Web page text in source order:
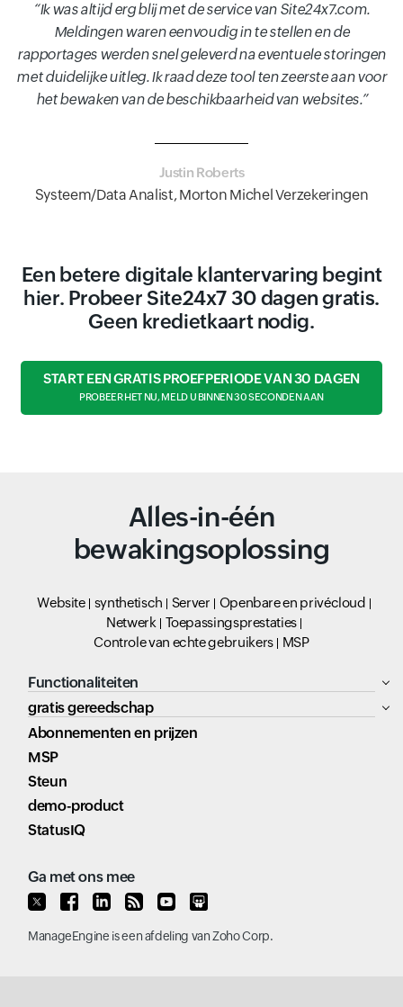
Ik was altijd erg blij met de service van Site24x7.com.
Meldingen waren eenvoudig in te stellen en de
rapportages werden snel geleverd na eventuele storingen
met duidelijke uitleg. Ik raad deze tool ten zeerste aan voor
het bewaken van de beschikbaarheid van websites.
Justin Roberts
Systeem/Data Analist, Morton Michel Verzekeringen
Een betere digitale klantervaring begint
hier. Probeer Site24x7 30 dagen gratis.
Geen kredietkaart nodig.
START EEN GRATIS PROEFPERIODE VAN 30 DAGEN
PROBEER HET NU, MELD U BINNEN 30 SECONDEN AAN
Alles-in-één
bewakingsoplossing
Website synthetisch Server
Openbare en privécloud
Netwerk
Toepassingsprestaties
Controle van echte gebruikers
MSP
Functionaliteiten
gratis gereedschap
Abonnementen en prijzen
MSP
Steun
demo-product
StatusIQ
Ga met ons mee
ManageEngine is een afdeling vanZoho Corp.